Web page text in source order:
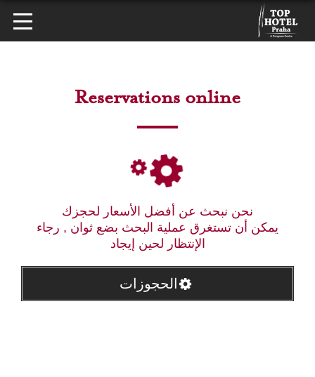
Reservations online
نحن نبحث عن أفضل الأسعار لحجزك
يمكن أن تستغرق عملية البحث بضع ثوان , رجاء
الإنتظار لحين إيجاد
الحجوزات